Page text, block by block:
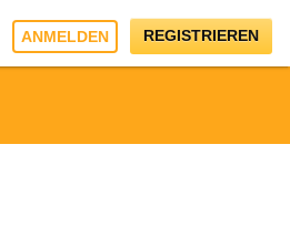
ANMELDEN REGISTRIEREN